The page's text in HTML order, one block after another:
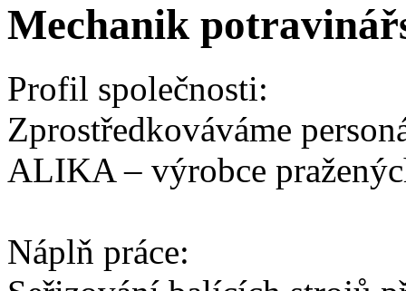
Mechanik
Profil společnosti:
Zprostředkováváme
ALIKA – výrobce
Náplň práce: